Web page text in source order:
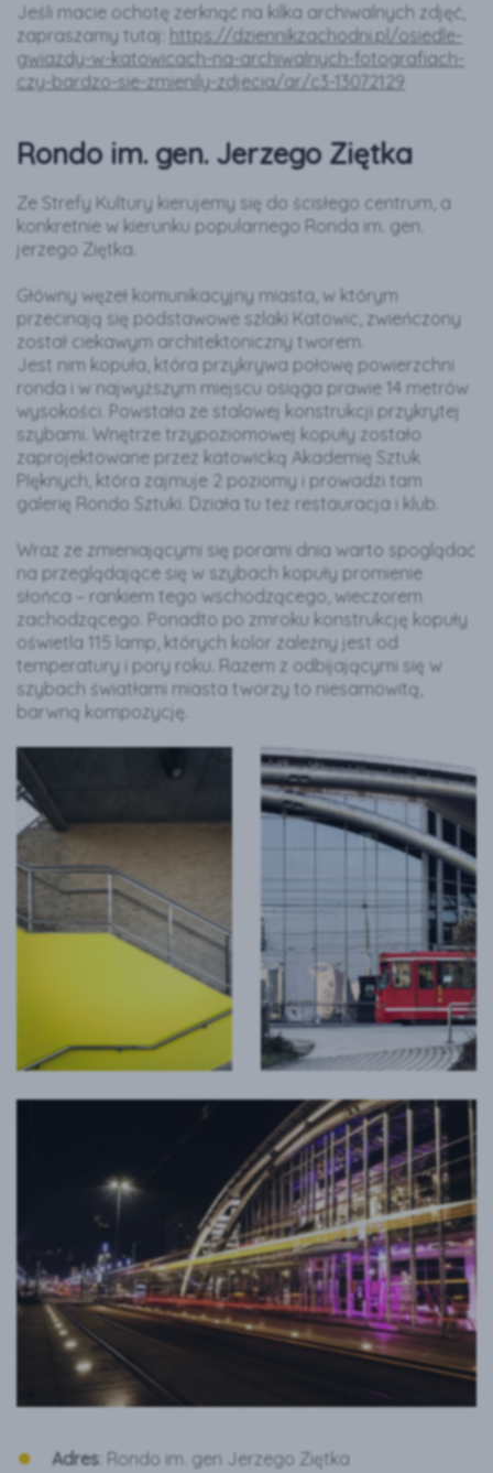
Jeśli macie ochotę zerknąć na kilka archiwalnych zdjęć,
zapraszamy tutaj: https://dziennikzachodni.pl/osiedle-
gwiazdy-w-katowicach-na-archiwalnych-fotografiach-
czy-bardzo-sie-zmienily-zdjecia/ar/c3-13072129
Rondo im. gen. Jerzego Ziętka
Ze Strefy Kultury kierujemy się do ścisłego centrum, a
konkretnie w kierunku popularnego Ronda im. gen.
jerzego Ziętka.
Główny węzeł komunikacyjny miasta, w którym
przecinają się podstawowe szlaki Katowic, zwieńczony
został ciekawym architektoniczny tworem.
Jest nim kopuła, która przykrywa połowę powierzchni
ronda i w najwyższym miejscu osiąga prawie 14 metrów
wysokości. Powstała ze stalowej konstrukcji przykrytej
szybami. Wnętrze trzypoziomowej kopuły zostało
zaprojektowane przez katowicką Akademię Sztuk
PIęknych, która zajmuje 2 poziomy i prowadzi tam
galerię Rondo Sztuki. Działa tu też restauracja i klub.
Wraz ze zmieniającymi się porami dnia warto spoglądać
na przeglądające się w szybach kopuły promienie
słońca – rankiem tego wschodzącego, wieczorem
zachodzącego. Ponadto po zmroku konstrukcję kopuły
oświetla 115 lamp, których kolor zależny jest od
temperatury i pory roku. Razem z odbijającymi się w
szybach światłami miasta tworzy to niesamowitą,
barwną kompozycję.
Adres : Rondo im. gen Jerzego Ziętka